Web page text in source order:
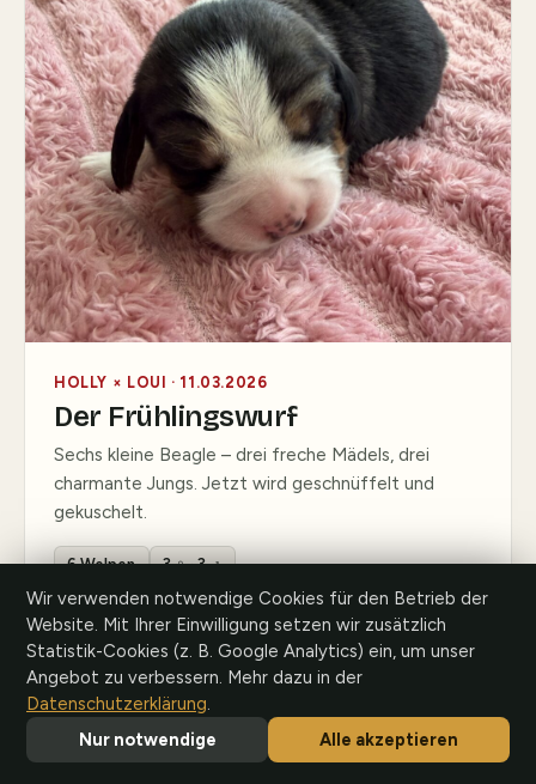
HOLLY × LOUI · 11.03.2026
Der Frühlingswurf
Sechs kleine Beagle – drei freche Mädels, drei
charmante Jungs. Jetzt wird geschnüffelt und
gekuschelt.
6 Welpen 3 ♀ · 3 ♂
AUF ANFRAGE
Wir verwenden notwendige Cookies für den Betrieb der
Website. Mit Ihrer Einwilligung setzen wir zusätzlich
Statistik-Cookies (z. B. Google Analytics) ein, um unser
Angebot zu verbessern. Mehr dazu in der
Datenschutzerklärung.
Nur notwendige
Alle akzeptieren